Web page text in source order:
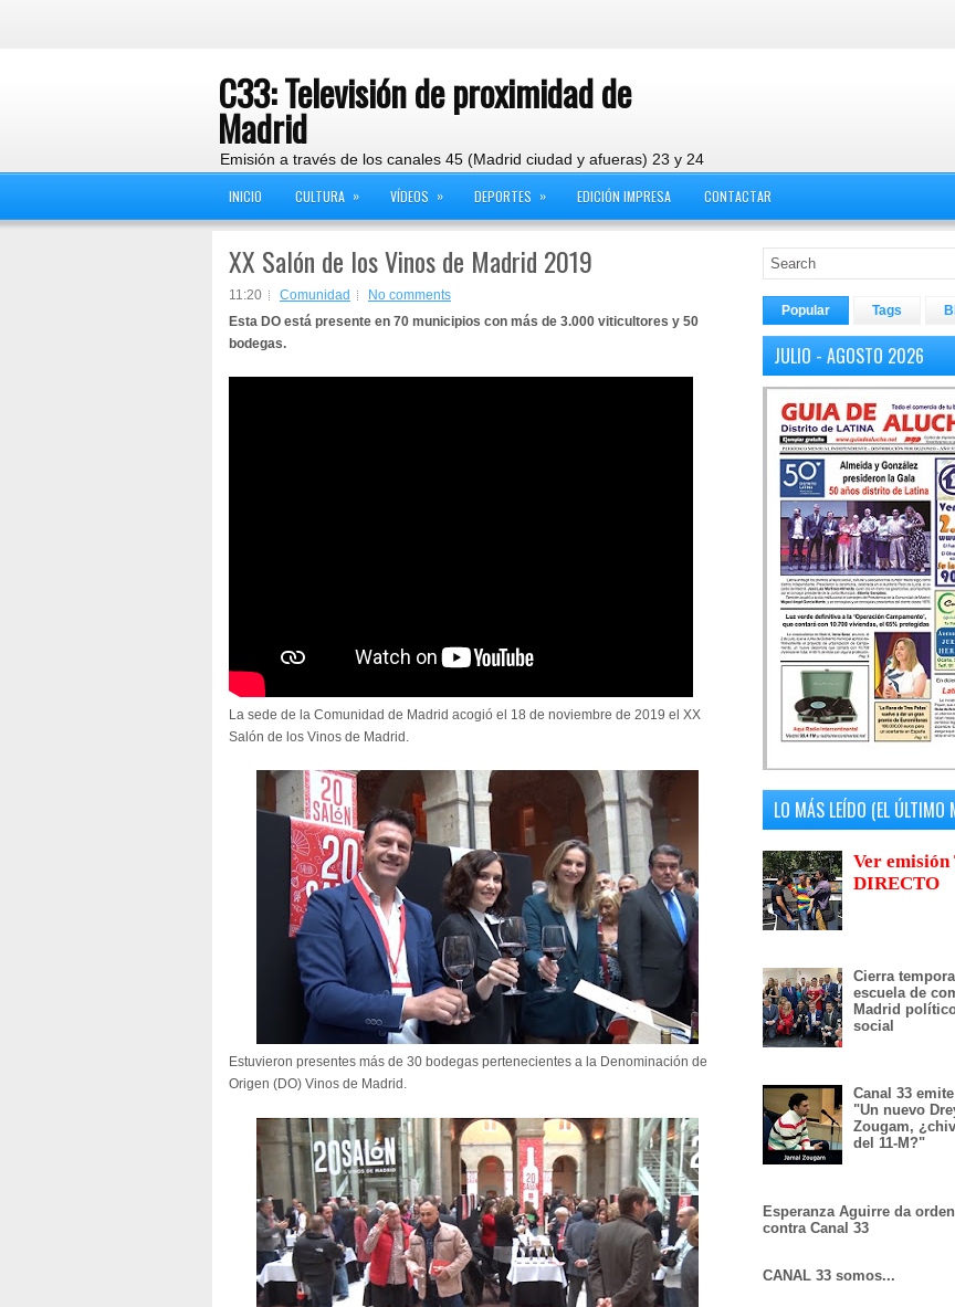
C33: Televisión de proximidad de
Madrid
Emisión a través de los canales 45 (Madrid ciudad y afueras) 23 y 24
INICIO CULTURA » VÍDEOS » DEPORTES » EDICIÓN IMPRESA CONTACTAR
XX Salón de los Vinos de Madrid 2019
11:20 Comunidad
No comments
Esta DO está presente en 70 municipios con más de 3.000 viticultores y 50
bodegas.
La sede de la Comunidad de Madrid acogió el 18 de noviembre de 2019 el XX
Salón de los Vinos de Madrid.
Estuvieron presentes más de 30 bodegas pertenecientes a la Denominación de
Origen (DO) Vinos de Madrid.
Popular Tags
JULIO - AGOSTO 2026
LO MÁS LEÍDO (EL ÚLTIMO
Ver emisión
DIRECTO
Cierra
escuela de
Madrid
social
Canal 33
"Un nuevo
Zougam,
del 11-M?"
Esperanza Aguirre da
contra Canal 33
CANAL 33 somos...